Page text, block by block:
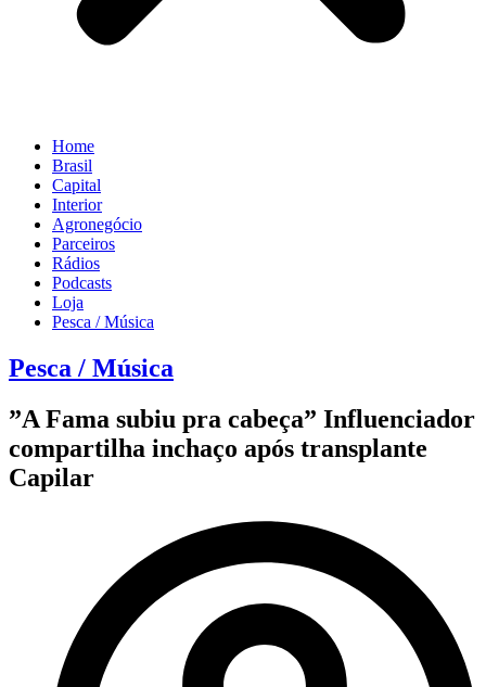
Home
Brasil
Capital
Interior
Agronegócio
Parceiros
Rádios
Podcasts
Loja
Pesca / Música
Pesca / Música
”A Fama subiu pra cabeça” Influenciador
compartilha inchaço após transplante
Capilar